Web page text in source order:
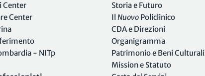
Center
Center
- NITp
Storia e Futuro
Il NuovoPoliclinico
CDA e Direzioni
Organigramma
Patrimonio e Beni Culturali
Mission e Statuto